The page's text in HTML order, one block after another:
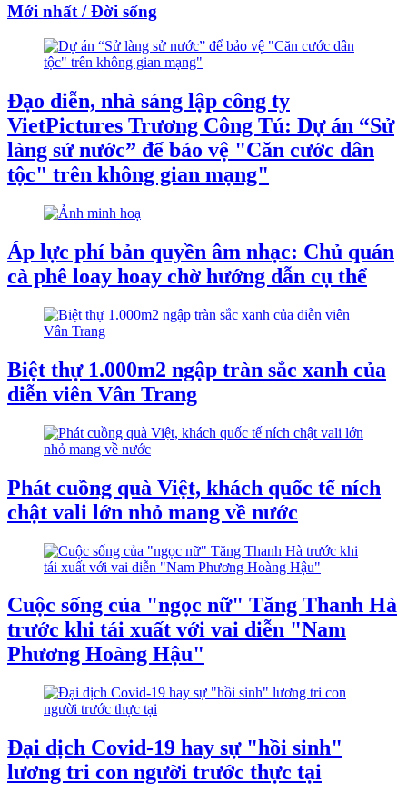
Mới nhất / Đời sống
Đạo diễn, nhà sáng lập công ty
VietPictures Trương Công Tú: Dự án “Sử
làng sử nước” để bảo vệ "Căn cước dân
tộc" trên không gian mạng"
Áp lực phí bản quyền âm nhạc: Chủ quán
cà phê loay hoay chờ hướng dẫn cụ thể
Biệt thự 1.000m2 ngập tràn sắc xanh của
diễn viên Vân Trang
Phát cuồng quà Việt, khách quốc tế ních
chật vali lớn nhỏ mang về nước
Cuộc sống của "ngọc nữ" Tăng Thanh Hà
trước khi tái xuất với vai diễn "Nam
Phương Hoàng Hậu"
Đại dịch Covid-19 hay sự "hồi sinh"
lương tri con người trước thực tại